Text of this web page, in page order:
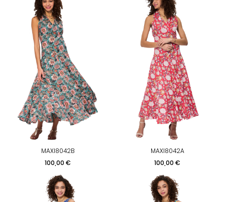
MAXI8042B
Prix
100,00 €
MAXI8042A
Prix
100,00 €